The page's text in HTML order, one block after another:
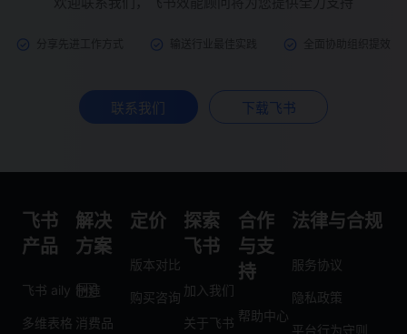
联系我们 下载飞书
飞书
产品
飞书 aily
多维表格
解决
方案
制造
消费品
定价
版本对比
购买咨询
探索
飞书
加入我们
关于飞书
合作
与支
持
帮助中心
法律与合规
服务协议
隐私政策
平台行为守则